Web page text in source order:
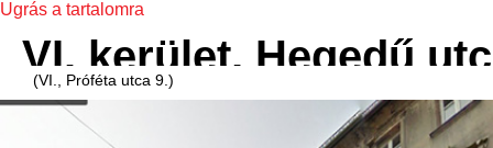
Ugrás a tartalomra
VI. kerület, Hegedű
(VI., Próféta utca 9.)